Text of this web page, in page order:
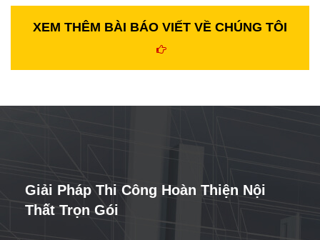
XEM THÊM BÀI BÁO VIẾT VỀ CHÚNG TÔI
Giải Pháp Thi Công Hoàn Thiện Nội
Thất Trọn Gói